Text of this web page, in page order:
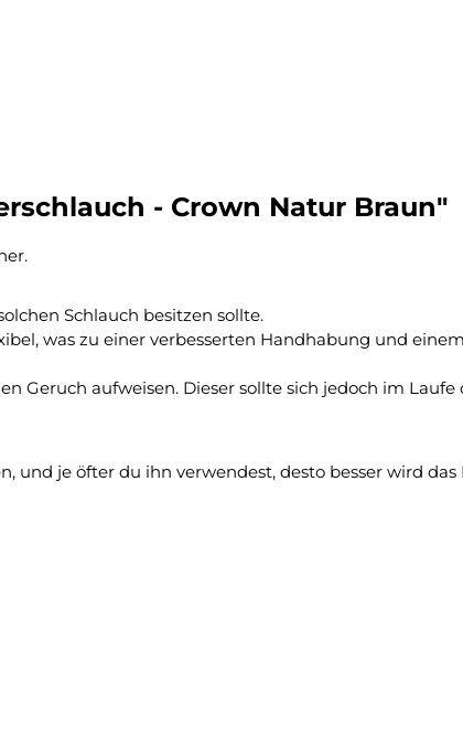
- Crown Natur Braun"
Schlauch besitzen sollte.
was zu einer verbesserten Handhabung und
Geruch aufweisen. Dieser sollte sich jedoch im Laufe
und je öfter du ihn verwendest, desto besser wird das